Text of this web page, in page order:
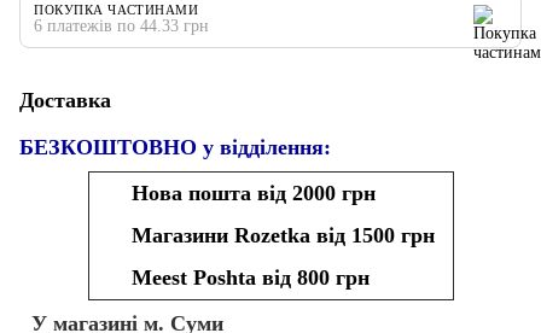
ПОКУПКА ЧАСТИНАМИ
6 платежів по 44.33 грн
Доставка
БЕЗКОШТОВНО у відділення:
Нова пошта від 2000 грн
Магазини Rozetka від 1500 грн
Meest Poshta від 800 грн
У магазині м. Суми